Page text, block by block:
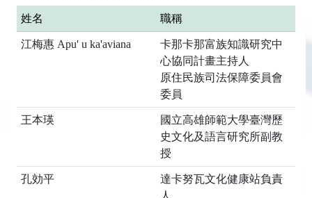
姓名 職稱
江梅惠 Apu' u ka'aviana
卡那卡那富族知識研究中
心協同計畫主持人
原住民族司法保障委員會
委員
王本瑛
國立高雄師範大學臺灣歷
史文化及語言研究所副教
授
孔効平
達卡努瓦文化健康站負責